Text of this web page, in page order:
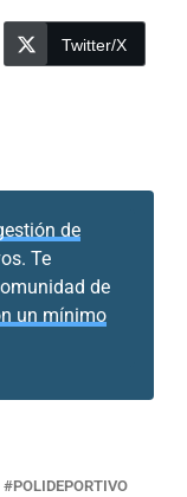
Twitter/X
de
Te
de
un mínimo
POLIDEPORTIVO